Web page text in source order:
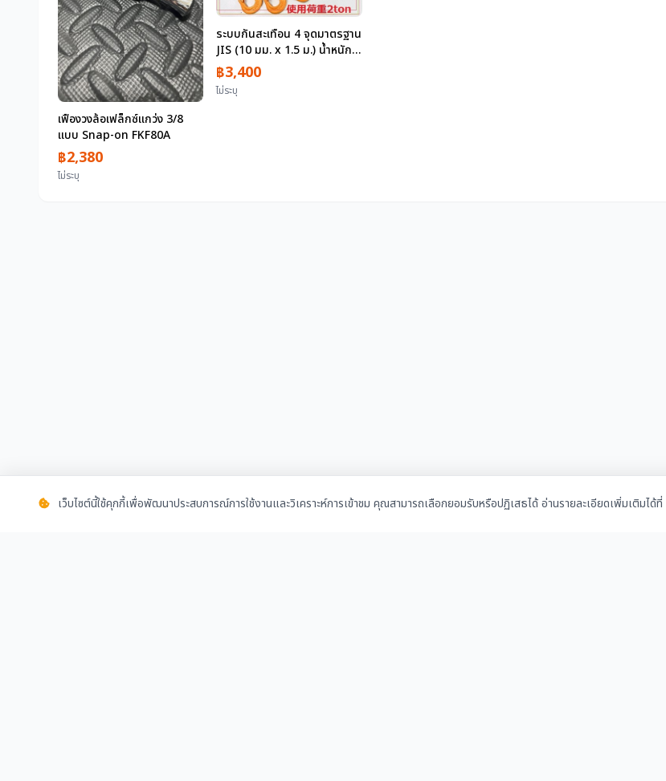
เฟืองวงล้อเฟล็กซ์แกว่ง 3/8
แบบ Snap-on FKF80A
฿2,380
ไม่ระบุ
ระบบกันสะเทือน 4 จุดมาตรฐาน
JIS (10 มม. x 1.5 ม.) น้ำหนัก
ใช้งาน 2 ตันลวดสลิงแปรรูปใน
ประเทศ &quot;30,000 เยน
ขึ้นไป&quot; (ตัวล็อคสต็อป
฿3,400
ไม่ระบุ
เว็บไซต์นี้ใช้คุกกี้เพื่อพัฒนาประสบการณ์การใช้งานและวิเคราะห์การเข้าชม คุณสามารถเลือกยอมรับหรือปฏิเสธได้ อ่านรายละเอียดเพิ่มเติมได้ที่